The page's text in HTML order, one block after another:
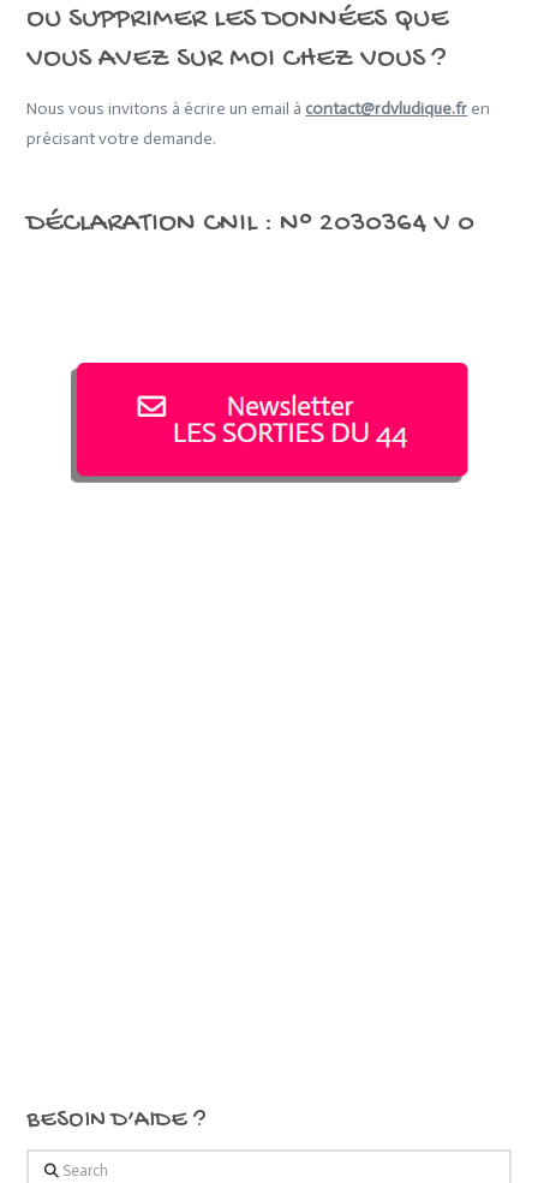
OU SUPPRIMER LES DONNÉES QUE
VOUS AVEZ SUR MOI CHEZ VOUS ?
Nous vous invitons à écrire un email àcontact@rdvludique.fr en
précisant votre demande.
DÉCLARATION CNIL : N° 2030364 V 0
BESOIN D’AIDE ?
Search